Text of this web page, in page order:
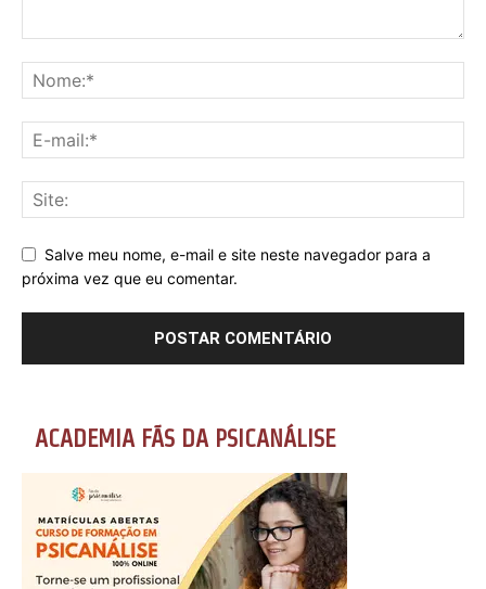
Salve meu nome, e-mail e site neste navegador para a
próxima vez que eu comentar.
ACADEMIA FÃS DA PSICANÁLISE